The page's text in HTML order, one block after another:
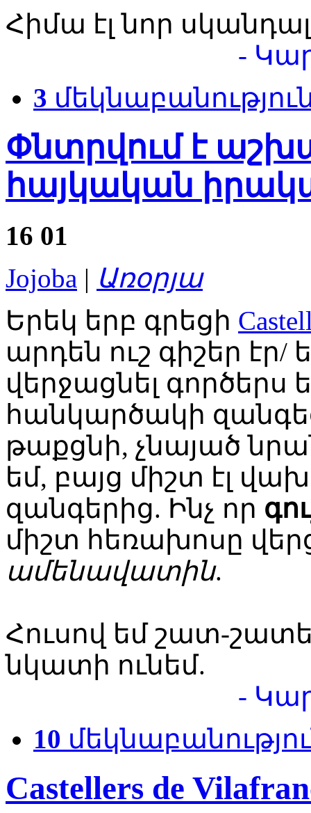
Հիմա էլ նոր
-
3
Փնտրվում է
հայկական
16 01
Jojoba | Առօրյա
Երեկ երբ գրեցի
արդեն ուշ գիշեր
վերջացնել գործերս
հանկարծակի
թաքցնի, չնայած
եմ, բայց միշտ էլ
զանգերից. Ինչ որ
միշտ հեռախոսը
ամենավատին.
Հուսով եմ շատ-
նկատի ունեմ.
-
10
Castellers de